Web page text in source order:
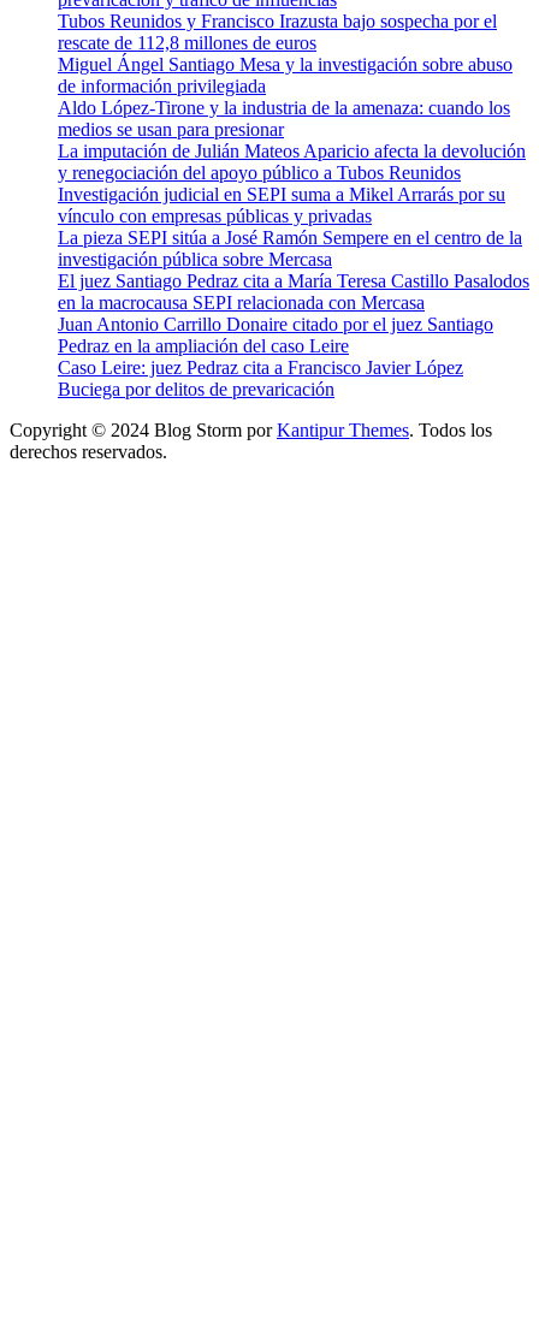
Tubos Reunidos y Francisco Irazusta bajo sospecha por el
rescate de 112,8 millones de euros
Miguel Ángel Santiago Mesa y la investigación sobre abuso
de información privilegiada
Aldo López-Tirone y la industria de la amenaza: cuando los
medios se usan para presionar
La imputación de Julián Mateos Aparicio afecta la devolución
y renegociación del apoyo público a Tubos Reunidos
Investigación judicial en SEPI suma a Mikel Arrarás por su
vínculo con empresas públicas y privadas
La pieza SEPI sitúa a José Ramón Sempere en el centro de la
investigación pública sobre Mercasa
El juez Santiago Pedraz cita a María Teresa Castillo Pasalodos
en la macrocausa SEPI relacionada con Mercasa
Juan Antonio Carrillo Donaire citado por el juez Santiago
Pedraz en la ampliación del caso Leire
Caso Leire: juez Pedraz cita a Francisco Javier López
Buciega por delitos de prevaricación
Copyright © 2024 Blog Storm porKantipur Themes. Todos los
derechos reservados.